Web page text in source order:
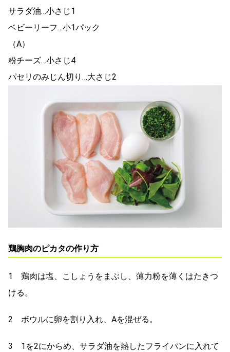
サラダ油…小さじ1
ベビーリーフ…小1パック
（A）
粉チーズ…小さじ4
パセリのみじん切り…大さじ2
鶏胸肉のピカタの作り方
1 鶏肉は塩、こしょうをまぶし、薄力粉を薄くはたきつ
ける。
2 ボウルに卵を割り入れ、Aを混ぜる。
3 1を2にからめ、サラダ油を熱したフライパンに入れて